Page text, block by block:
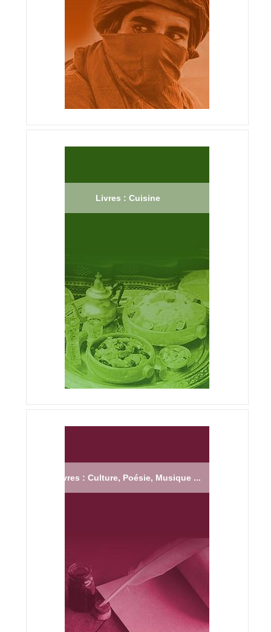
Livres : Cuisine
Livres : Culture, Poésie, Musique ...